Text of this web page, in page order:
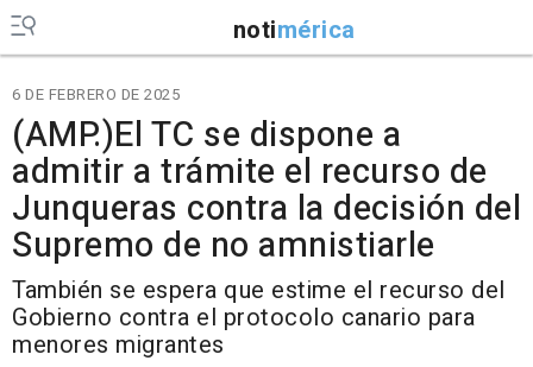
notimérica
6 DE FEBRERO DE 2025
(AMP.)El TC se dispone a
admitir a trámite el recurso de
Junqueras contra la decisión del
Supremo de no amnistiarle
También se espera que estime el recurso del
Gobierno contra el protocolo canario para
menores migrantes